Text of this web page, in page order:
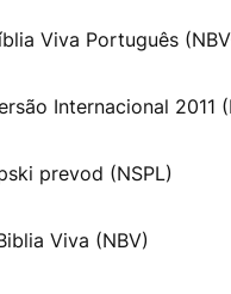
Viva Português
Internacional 2011
prevod (NSPL)
Viva (NBV)